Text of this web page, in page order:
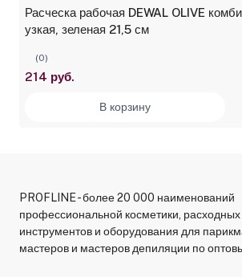
Расческа рабочая DEWAL OLIVE
узкая, зеленая 21,5 см
(0)
214 руб.
В корзину
PROFLINE - более 20 000 наименований
профессиональной косметики, расходных
инструментов и оборудования для
мастеров и мастеров депиляции по